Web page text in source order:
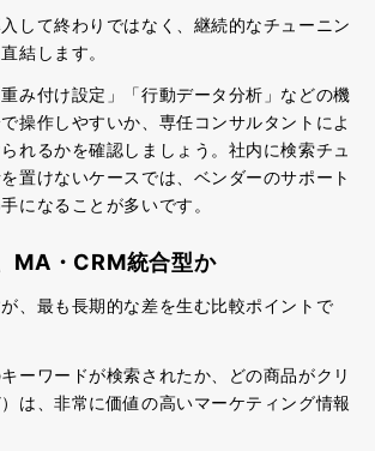
して終わりではなく、継続的なチューニン
結します。
重み付け設定」「行動データ分析」などの機
操作しやすいか、専任コンサルタントによ
れるかを確認しましょう。社内に検索チュ
置けないケースでは、ベンダーのサポート
になることが多いです。
MA・CRM統合型か
、最も長期的な差を生む比較ポイントで
ーワードが検索されたか、どの商品がクリ
は、非常に価値の高いマーケティング情報